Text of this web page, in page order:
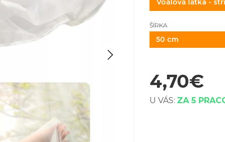
ŠÍRKA
50 cm
4,70€
U VÁS: ZA 5